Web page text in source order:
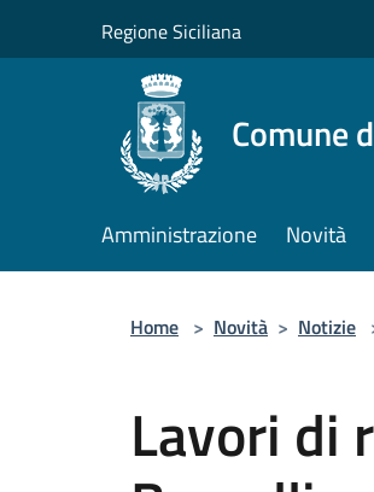
Regione Siciliana
Comune
Amministrazione Novità
Home > Novità > Notizie
Lavori di